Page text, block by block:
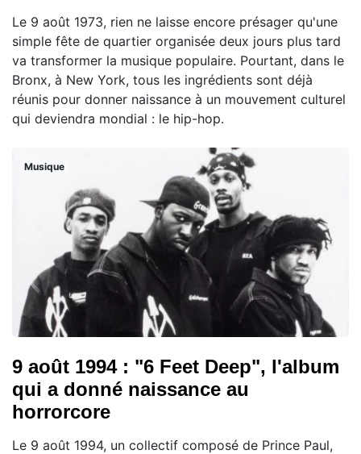
Le 9 août 1973, rien ne laisse encore présager qu'une
simple fête de quartier organisée deux jours plus tard
va transformer la musique populaire. Pourtant, dans le
Bronx, à New York, tous les ingrédients sont déjà
réunis pour donner naissance à un mouvement culturel
qui deviendra mondial : le hip-hop.
Musique
9 août 1994 : "6 Feet Deep", l'album
qui a donné naissance au
horrorcore
Le 9 août 1994, un collectif composé de Prince Paul,